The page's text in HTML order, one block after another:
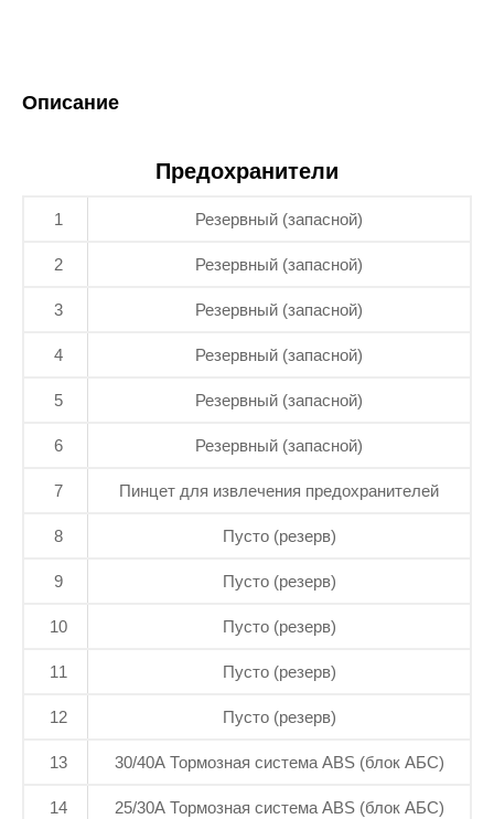
Описание
Предохранители
1 Резервный (запасной)
2 Резервный (запасной)
3 Резервный (запасной)
4 Резервный (запасной)
5 Резервный (запасной)
6 Резервный (запасной)
7 Пинцет для извлечения предохранителей
8 Пусто (резерв)
9 Пусто (резерв)
10 Пусто (резерв)
11 Пусто (резерв)
12 Пусто (резерв)
13 30/40А Тормозная система ABS (блок АБС)
14 25/30А Тормозная система ABS (блок АБС)